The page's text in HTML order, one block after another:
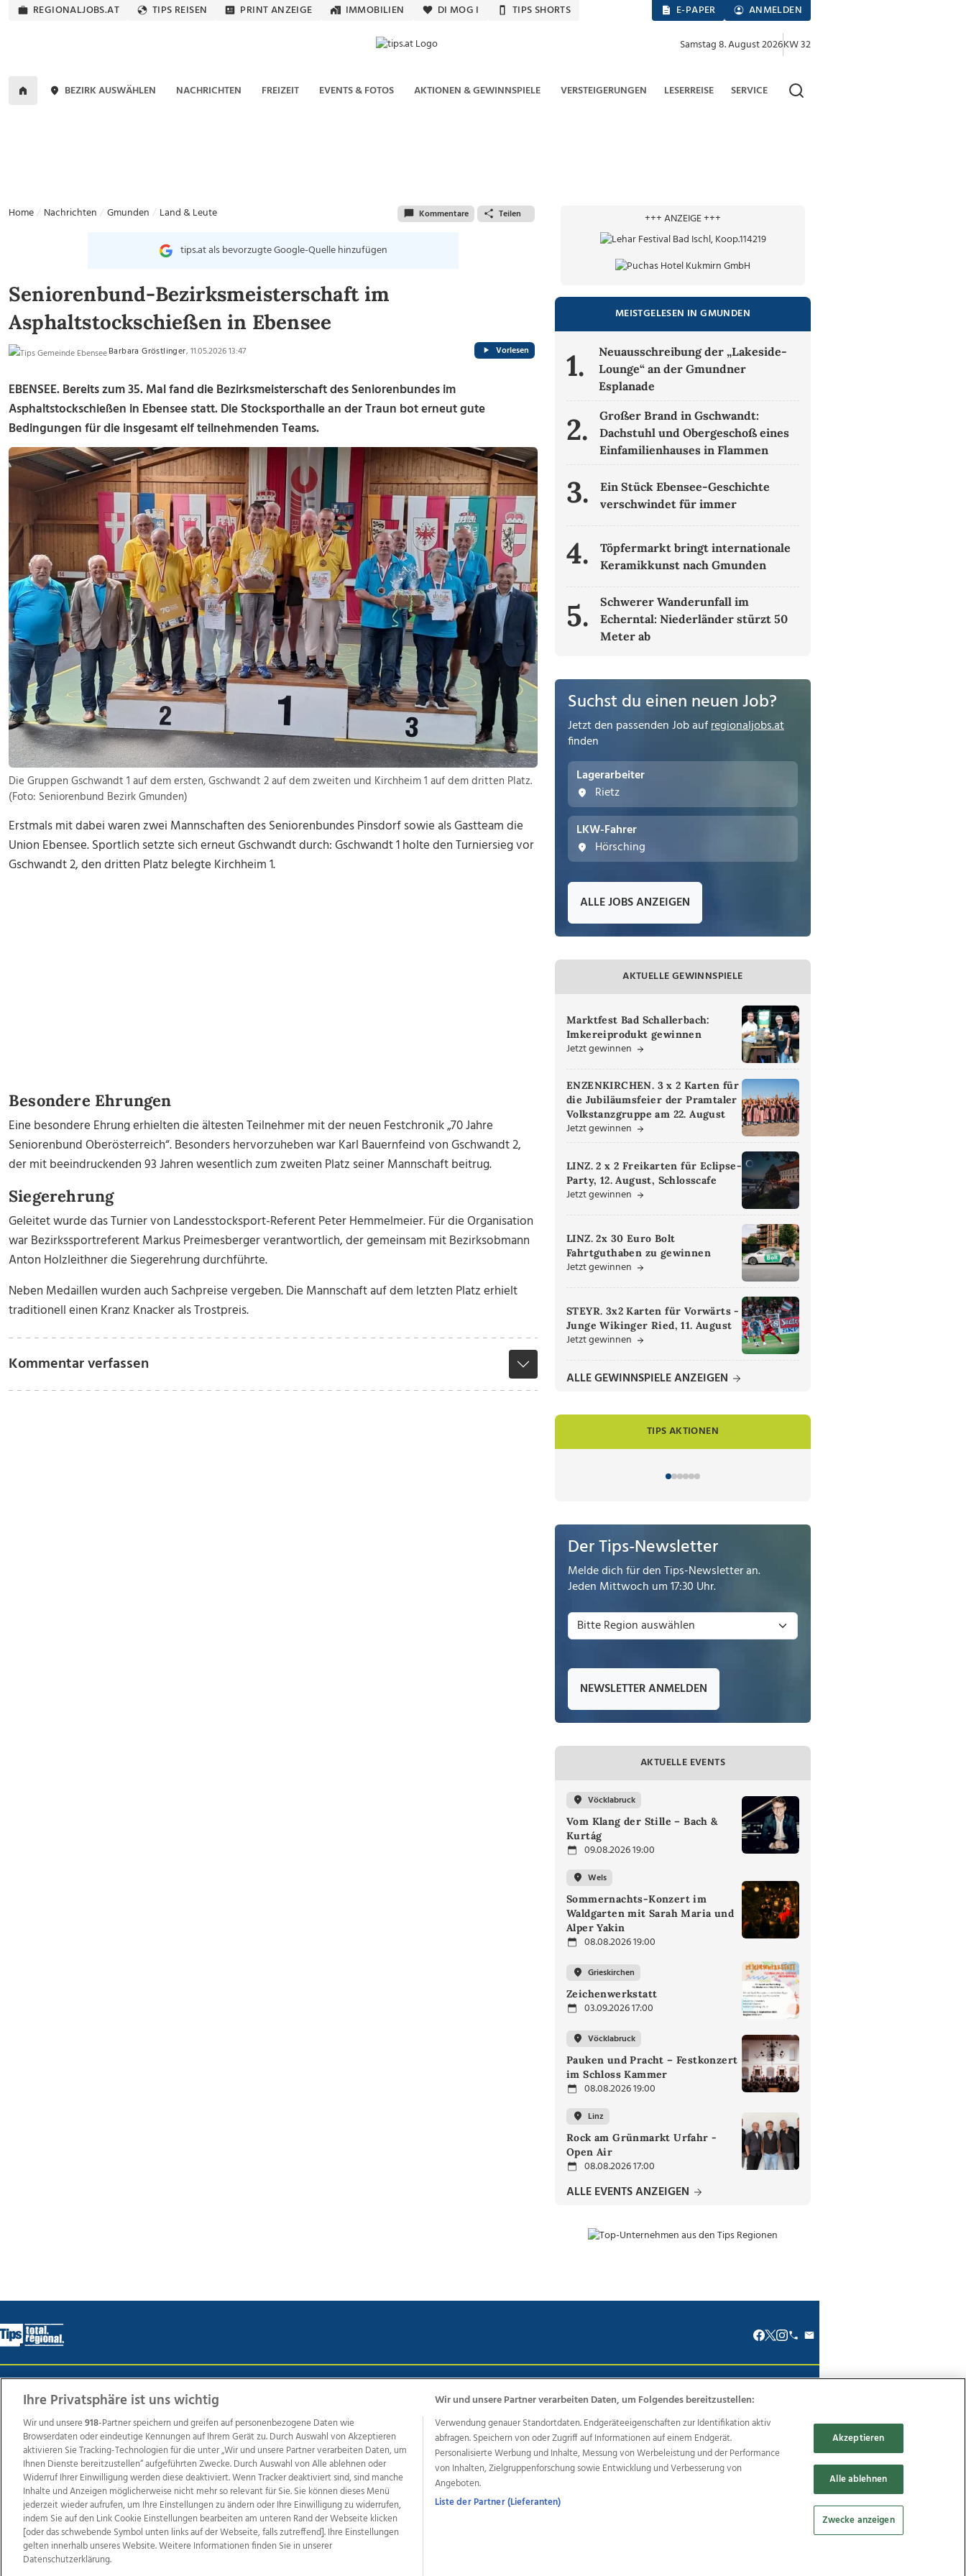
REGIONALJOBS.AT TIPS REISEN PRINT ANZEIGE IMMOBILIEN DI MOG I TIPS SHORTS E-PAPER ANMELDEN
Samstag 8. August 2026KW 32
BEZIRK AUSWÄHLEN NACHRICHTEN FREIZEIT EVENTS & FOTOS AKTIONEN & GEWINNSPIELE VERSTEIGERUNGEN LESERREISE SERVICE
Home Nachrichten Gmunden Land & Leute Kommentare Teilen
tips.at als bevorzugte Google-Quelle hinzufügen
Seniorenbund-Bezirksmeisterschaft im
Asphaltstockschießen in Ebensee
Barbara Gröstlinger, 11.05.2026 13:47 Vorlesen
EBENSEE. Bereits zum 35. Mal fand die Bezirksmeisterschaft des Seniorenbundes im
Asphaltstockschießen in Ebensee statt. Die Stocksporthalle an der Traun bot erneut gute
Bedingungen für die insgesamt elf teilnehmenden Teams.
Die Gruppen Gschwandt 1 auf dem ersten, Gschwandt 2 auf dem zweiten und Kirchheim 1 auf dem dritten Platz.
(Foto: Seniorenbund Bezirk Gmunden)
Erstmals mit dabei waren zwei Mannschaften des Seniorenbundes Pinsdorf sowie als Gastteam die
Union Ebensee. Sportlich setzte sich erneut Gschwandt durch: Gschwandt 1 holte den Turniersieg vor
Gschwandt 2, den dritten Platz belegte Kirchheim 1.
Besondere Ehrungen
Eine besondere Ehrung erhielten die ältesten Teilnehmer mit der neuen Festchronik „70 Jahre
Seniorenbund Oberösterreich“. Besonders hervorzuheben war Karl Bauernfeind von Gschwandt 2,
der mit beeindruckenden 93 Jahren wesentlich zum zweiten Platz seiner Mannschaft beitrug.
Siegerehrung
Geleitet wurde das Turnier von Landesstocksport-Referent Peter Hemmelmeier. Für die Organisation
war Bezirkssportreferent Markus Preimesberger verantwortlich, der gemeinsam mit Bezirksobmann
Anton Holzleithner die Siegerehrung durchführte.
Neben Medaillen wurden auch Sachpreise vergeben. Die Mannschaft auf dem letzten Platz erhielt
traditionell einen Kranz Knacker als Trostpreis.
Kommentar verfassen
+++ ANZEIGE +++
MEISTGELESEN IN GMUNDEN
1.
Neuausschreibung der „Lakeside-
Lounge“ an der Gmundner
Esplanade
2.
Großer Brand in Gschwandt:
Dachstuhl und Obergeschoß eines
Einfamilienhauses in Flammen
3.
Ein Stück Ebensee-Geschichte
verschwindet für immer
4.
Töpfermarkt bringt internationale
Keramikkunst nach Gmunden
5.
Schwerer Wanderunfall im
Echerntal: Niederländer stürzt 50
Meter ab
Suchst du einen neuen Job?
Jetzt den passenden Job aufregionaljobs.at
finden
Lagerarbeiter
Rietz
LKW-Fahrer
Hörsching
ALLE JOBS ANZEIGEN
AKTUELLE GEWINNSPIELE
Marktfest Bad Schallerbach:
Imkereiprodukt gewinnen
Jetzt gewinnen
ENZENKIRCHEN. 3 x 2 Karten für
die Jubiläumsfeier der Pramtaler
Volkstanzgruppe am 22. August
Jetzt gewinnen
LINZ. 2 x 2 Freikarten für Eclipse-
Party, 12. August, Schlosscafe
Jetzt gewinnen
LINZ. 2x 30 Euro Bolt
Fahrtguthaben zu gewinnen
Jetzt gewinnen
STEYR. 3x2 Karten für Vorwärts -
Junge Wikinger Ried, 11. August
Jetzt gewinnen
ALLE GEWINNSPIELE ANZEIGEN
TIPS AKTIONEN
Der Tips-Newsletter
Melde dich für den Tips-Newsletter an.
Jeden Mittwoch um 17:30 Uhr.
NEWSLETTER ANMELDEN
AKTUELLE EVENTS
Vöcklabruck
Vom Klang der Stille – Bach &
Kurtág
09.08.2026 19:00
Wels
Sommernachts-Konzert im
Waldgarten mit Sarah Maria und
Alper Yakin
08.08.2026 19:00
Grieskirchen
Zeichenwerkstatt
03.09.2026 17:00
Vöcklabruck
Pauken und Pracht – Festkonzert
im Schloss Kammer
08.08.2026 19:00
Linz
Rock am Grünmarkt Urfahr -
Open Air
08.08.2026 17:00
ALLE EVENTS ANZEIGEN
Wir über uns Mediadaten Kontakt AGB Anzeigekunden AGB Website Ehrenkodex Politische Werbung
Weitere Angebote des Medienhauses Wimmer
TV1 di-mog-i.at OÖNow Ischler Woche Life Radio OÖNachrichten OÖN Immobilien OÖN Karriere OÖN Reise
Promenaden Galerien
Regionaljobs
wasistlos.at wirtrauern.at
Copyrights © 2026 Tips Zeitungs GmbH & Co KG
Ihre Privatsphäre ist uns wichtig
Wir und unsere918-Partner speichern und greifen auf personenbezogene Daten wie
Browserdaten oder eindeutige Kennungen auf Ihrem Gerät zu. Durch Auswahl von Akzeptieren
aktivieren Sie Tracking-Technologien für die unter „Wir und unsere Partner verarbeiten Daten, um
Ihnen Dienste bereitzustellen“ aufgeführten Zwecke. Durch Auswahl von Alle ablehnen oder
Widerruf Ihrer Einwilligung werden diese deaktiviert. Wenn Tracker deaktiviert sind, sind manche
Inhalte und Anzeigen möglicherweise nicht mehr so relevant für Sie. Sie können dieses Menü
jederzeit wieder aufrufen, um Ihre Einstellungen zu ändern oder Ihre Einwilligung zu widerrufen,
indem Sie auf den Link Cookie Einstellungen bearbeiten am unteren Rand der Webseite klicken
[oder das schwebende Symbol unten links auf der Webseite, falls zutreffend]. Ihre Einstellungen
gelten innerhalb unseres Website. Weitere Informationen finden Sie in unserer
Datenschutzerklärung.
Wir und unsere Partner verarbeiten Daten, um Folgendes bereitzustellen:
Verwendung genauer Standortdaten. Endgeräteeigenschaften zur Identifikation aktiv
abfragen. Speichern von oder Zugriff auf Informationen auf einem Endgerät.
Personalisierte Werbung und Inhalte, Messung von Werbeleistung und der Performance
von Inhalten, Zielgruppenforschung sowie Entwicklung und Verbesserung von
Angeboten.
Liste der Partner (Lieferanten)
Akzeptieren
Alle ablehnen
Zwecke anzeigen